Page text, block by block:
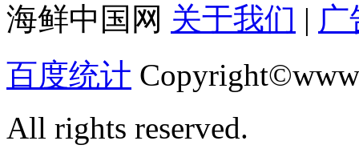
海鲜中国网 关于我们 | 广
百度统计
All rights reserved.